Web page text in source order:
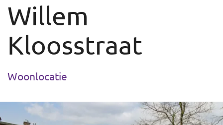
Willem
Kloosstraat
Woonlocatie